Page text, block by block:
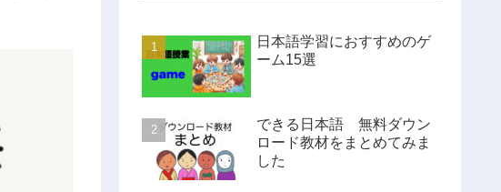
日本語学習におすすめのゲ
ーム15選
できる日本語 無料ダウン
ロード教材をまとめてみま
した